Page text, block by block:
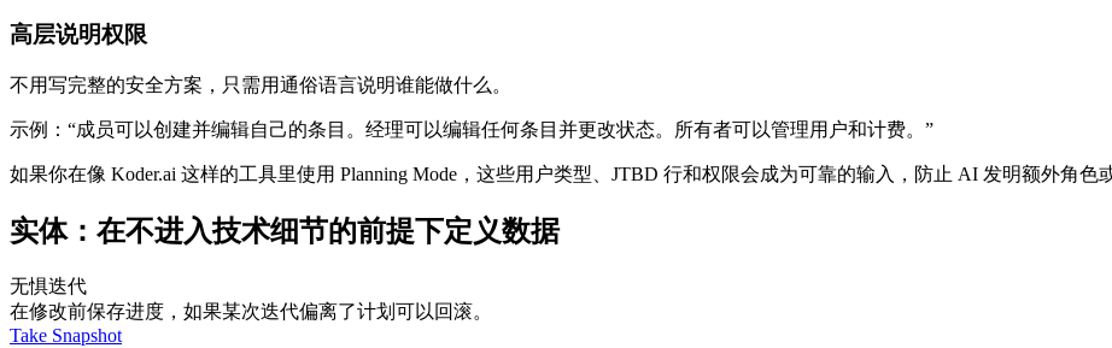
高层说明权限
不用写完整的安全方案，只需用通俗语言说明谁能做什么。
示例：“成员可以创建并编辑自己的条目。经理可以编辑任何条目并更改状态。所有者可以管理用户和计费。”
如果你在像 Koder.ai 这样的工具里使用 Planning Mode，这些用户类型、JTBD 行和权限会成为可靠的输入，防止 AI 发明额外角色
实体：在不进入技术细节的前提下定义数据
无惧迭代
在修改前保存进度，如果某次迭代偏离了计划可以回滚。
Take Snapshot